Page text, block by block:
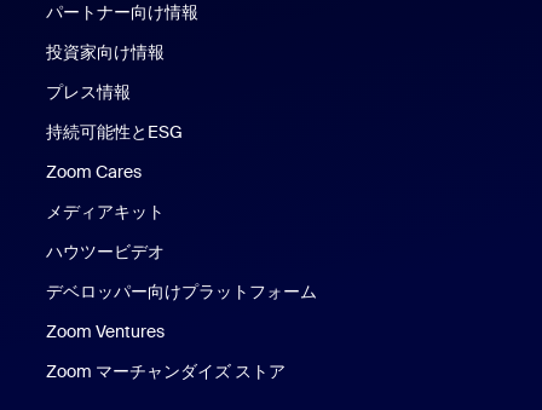
パートナー向け情報
投資家向け情報
プレス情報
持続可能性とESG
Zoom Cares
メディアキット
ハウツービデオ
デベロッパー向けプラットフォーム
Zoom Ventures
Zoom マーチャンダイズ ストア